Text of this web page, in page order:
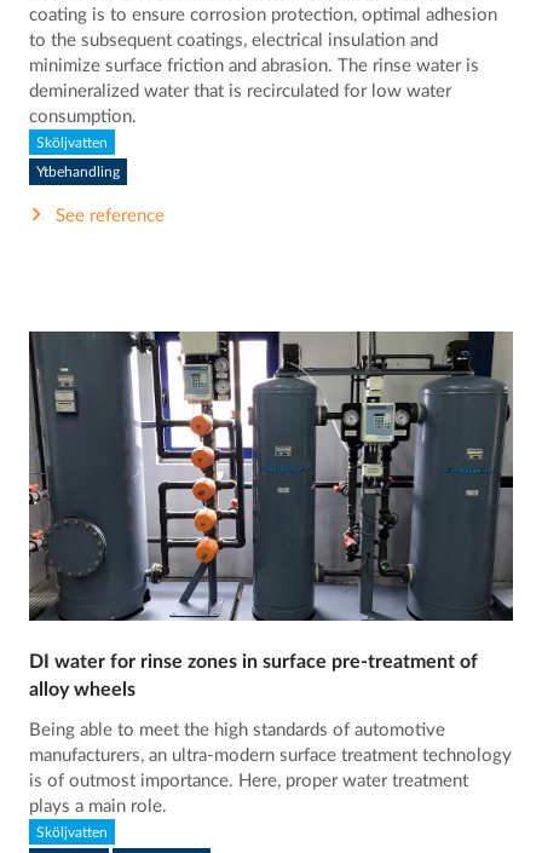
coating is to ensure corrosion protection, optimal adhesion
to the subsequent coatings, electrical insulation and
minimize surface friction and abrasion. The rinse water is
demineralized water that is recirculated for low water
consumption.
Sköljvatten
Ytbehandling
See reference
DI water for rinse zones in surface pre-treatment of
alloy wheels
Being able to meet the high standards of automotive
manufacturers, an ultra-modern surface treatment technology
is of outmost importance. Here, proper water treatment
plays a main role.
Sköljvatten